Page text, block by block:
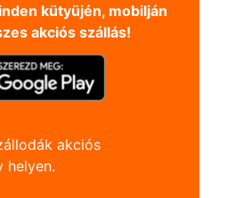
kütyüjén, mobilján
akciós szállás!
akciós
helyen.